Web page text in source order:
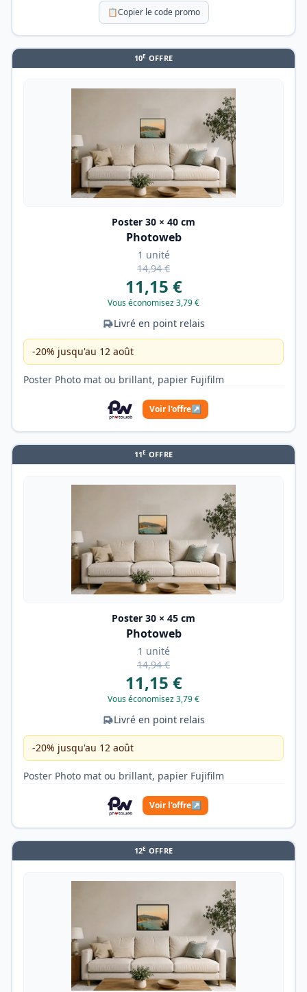
📋Copier le code promo
10E OFFRE
Poster 30 × 40 cm
Photoweb
1 unité
14,94 €
11,15 €
Vous économisez 3,79 €
Livré en point relais
-20% jusqu'au 12 août
Poster Photo mat ou brillant, papier Fujifilm
Voir l'offre↗
11E OFFRE
Poster 30 × 45 cm
Photoweb
1 unité
14,94 €
11,15 €
Vous économisez 3,79 €
Livré en point relais
-20% jusqu'au 12 août
Poster Photo mat ou brillant, papier Fujifilm
Voir l'offre↗
12E OFFRE